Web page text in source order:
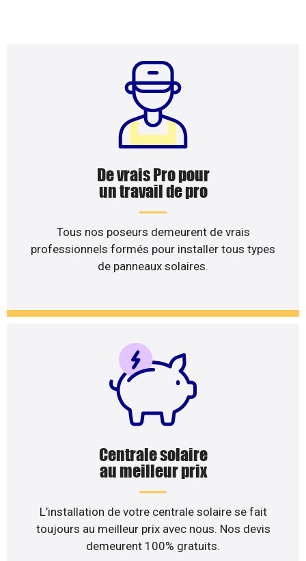
De vrais Pro pour
un travail de pro
Tous nos poseurs demeurent de vrais
professionnels formés pour installer tous types
de panneaux solaires.
Centrale solaire
au meilleur prix
L’installation de votre centrale solaire se fait
toujours au meilleur prix avec nous. Nos devis
demeurent 100% gratuits.